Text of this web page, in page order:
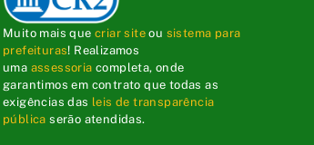
Muito mais quecriar site ou sistema para
prefeituras! Realizamos
uma assessoria completa, onde
garantimos em contrato que todas as
exigências das leis de transparência
pública serão atendidas.